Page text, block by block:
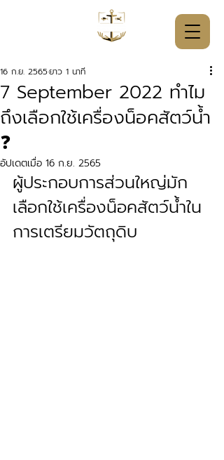
7 September 2022 ทำไม
ถึงเลือกใช้เครื่องน็อคสัตว์น้ำ
❓
16 ก.ย. 2565ยาว 1 นาที
อัปเดตเมื่อ 16 ก.ย. 2565
ผู้ประกอบการส่วนใหญ่มัก
เลือกใช้เครื่องน็อคสัตว์น้ำใน
การเตรียมวัตถุดิบ